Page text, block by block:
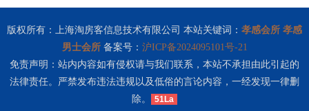
版权所有：上海淘房客信息技术有限公司 本站关键词： 孝感会所 孝感
男士会所备案号： 沪ICP备2024095101号-21
免责声明：站内内容如有侵权请与我们联系，本站不承担由此引起的
法律责任。严禁发布违法违规以及低俗的言论内容，一经发现一律删
除。
51La